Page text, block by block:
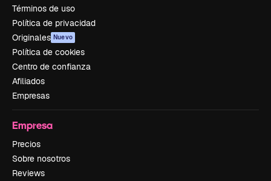
Términos de uso
Política de privacidad
Originales Nuevo
Política de cookies
Centro de confianza
Afiliados
Empresas
Empresa
Precios
Sobre nosotros
Reviews